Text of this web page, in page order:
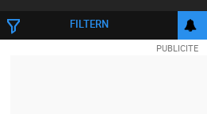
FILTERN